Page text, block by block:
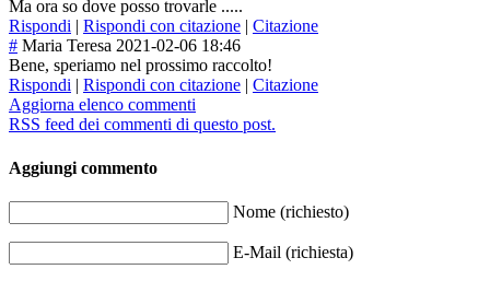
Ma ora so dove posso trovarle .....
Rispondi | Rispondi con citazione | Citazione
# Maria Teresa 2021-02-06 18:46
Bene, speriamo nel prossimo raccolto!
Rispondi | Rispondi con citazione | Citazione
Aggiorna elenco commenti
RSS feed dei commenti di questo post.
Aggiungi commento
Nome (richiesto)
E-Mail (richiesta)